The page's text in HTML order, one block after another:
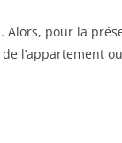
pour la
l’appartement